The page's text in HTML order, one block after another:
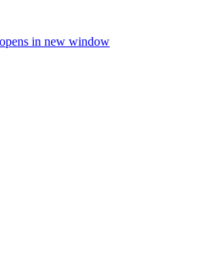
in new window